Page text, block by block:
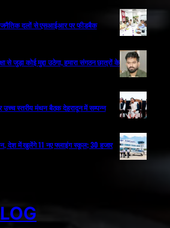
दलों से एसआईआर पर फीडबैक
से जुड़ा कोई मुद्दा उठेगा, हमारा संगठन छात्रों के
उच्च स्तरीय मंथन बैठक देहरादून में सम्पन्न
देश में खुलेंगे 11 नए फ्लाइंग स्कूल; 30 हजार